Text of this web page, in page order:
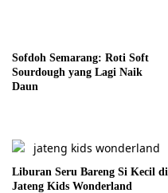
Sofdoh Semarang: Roti Soft
Sourdough yang Lagi Naik
Daun
Liburan Seru Bareng Si Kecil di
Jateng Kids Wonderland